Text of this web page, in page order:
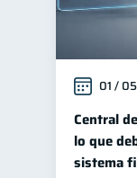
01 /
Central
lo que
sistema